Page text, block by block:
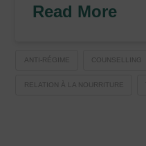
Read More
ANTI-RÉGIME COUNSELLING
RELATION À LA NOURRITURE